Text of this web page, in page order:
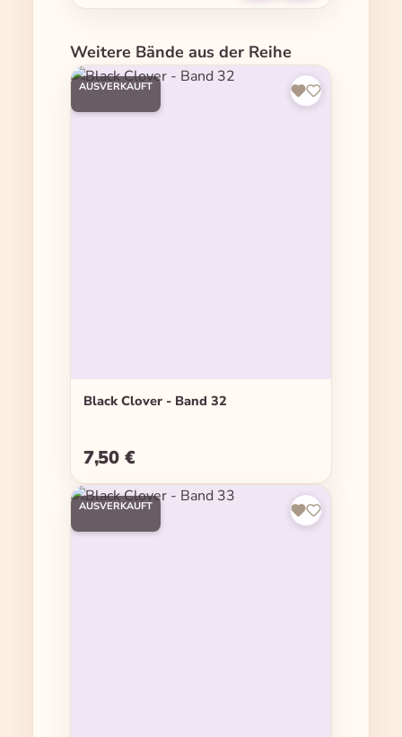
Produktgalerie überspringen
Weitere Bände aus der Reihe
AUSVERKAUFT
Black Clover - Band 32
Regulärer Preis:
7,50 €
AUSVERKAUFT